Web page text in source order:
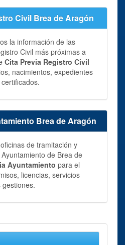
Civil Brea de Aragón
la información de las
Civil más próximas a
Cita Previa Registro Civil
nacimientos, expedientes
Brea de Aragón
de tramitación y
de Brea de
Ayuntamiento para el
licencias, servicios